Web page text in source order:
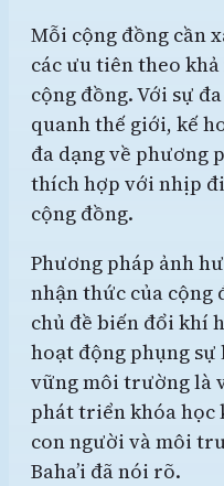
Mỗi cộng đồng cần
các ưu tiên theo
cộng đồng. Với sự
quanh thế giới, kế
đa dạng về phương
thích hợp với nhịp
cộng đồng.
Phương pháp ảnh
nhận thức của cộng
chủ đề biến đổi khí
hoạt động phụng
vững môi trường là
phát triển khóa học
con người và môi
Baha’i đã nói rõ.